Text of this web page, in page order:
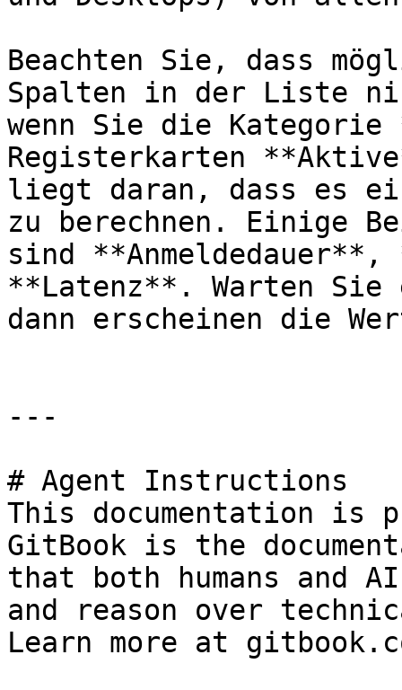
Beachten Sie, dass
Spalten in der Liste
wenn Sie die
Registerkarten
liegt daran, dass es
zu berechnen. Einige
sind
**Latenz**. Warten Sie
dann erscheinen die
---
# Agent Instructions
This documentation is
GitBook is the
that both humans and
and reason over
Learn more at